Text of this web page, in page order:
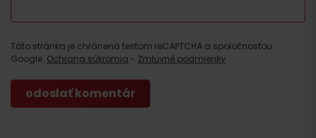
Táto stránka je chránená testom reCAPTCHA a spoločnosťou
Google. Ochrana súkromia - Zmluvné podmienky